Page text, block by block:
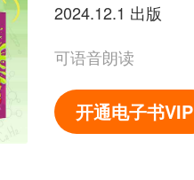
2024.12.1 出版
可语音朗读
开通电子书VIP